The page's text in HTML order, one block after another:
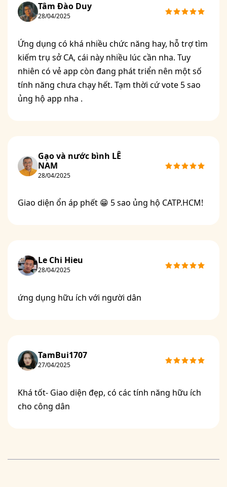
Tâm Đào Duy
28/04/2025
Ứng dụng có khá nhiều chức năng hay, hỗ trợ tìm
kiếm trụ sở CA, cái này nhiều lúc cần nha. Tuy
nhiên có vẻ app còn đang phát triển nên một số
tính năng chưa chạy hết. Tạm thời cứ vote 5 sao
ủng hộ app nha .
Gạo và nước bình LÊ
NAM
28/04/2025
Giao diện ổn áp phết 😁 5 sao ủng hộ CATP.HCM!
Le Chi Hieu
28/04/2025
ứng dụng hữu ích với người dân
TamBui1707
27/04/2025
Khá tốt- Giao diện đẹp, có các tính năng hữu ích
cho công dân